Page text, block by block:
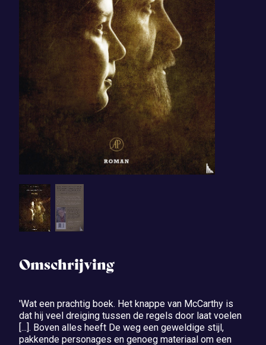
Omschrijving
'Wat een prachtig boek. Het knappe van McCarthy is
dat hij veel dreiging tussen de regels door laat voelen
[...]. Boven alles heeft De weg een geweldige stijl,
pakkende personages en genoeg materiaal om een